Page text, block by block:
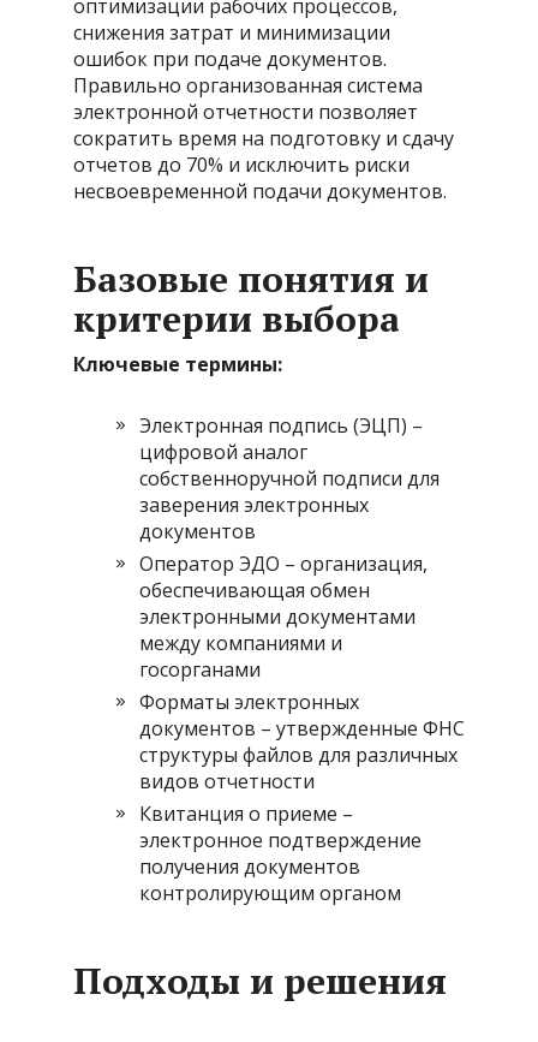
оптимизации рабочих процессов,
снижения затрат и минимизации
ошибок при подаче документов.
Правильно организованная система
электронной отчетности позволяет
сократить время на подготовку и сдачу
отчетов до 70% и исключить риски
несвоевременной подачи документов.
Базовые понятия и
критерии выбора
Ключевые термины:
Электронная подпись (ЭЦП) –
цифровой аналог
собственноручной подписи для
заверения электронных
документов
Оператор ЭДО – организация,
обеспечивающая обмен
электронными документами
между компаниями и
госорганами
Форматы электронных
документов – утвержденные ФНС
структуры файлов для различных
видов отчетности
Квитанция о приеме –
электронное подтверждение
получения документов
контролирующим органом
Подходы и решения